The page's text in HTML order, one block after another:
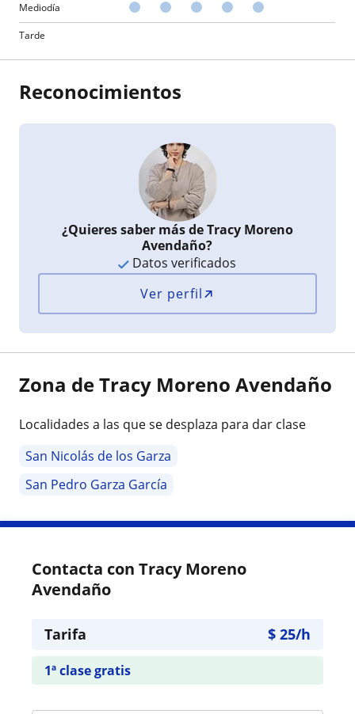
Mediodía
Tarde
Reconocimientos
¿Quieres saber más de Tracy Moreno
Avendaño?
Datos verificados
Ver perfil
Zona de Tracy Moreno Avendaño
Localidades a las que se desplaza para dar clase
San Nicolás de los Garza
San Pedro Garza García
Contacta con Tracy Moreno
Avendaño
Tarifa $ 25/h
1ª clase gratis